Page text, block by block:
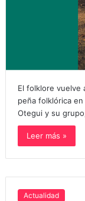
El folklore vuelve
peña folklórica
Otegui y su
Leer más »
Actualidad